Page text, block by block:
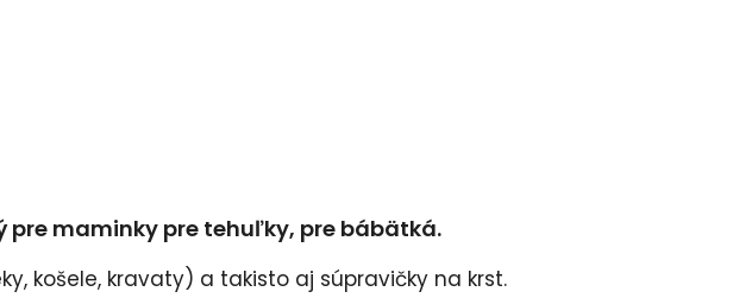
pre maminky pre tehuľky, pre bábätká.
košele, kravaty) a takisto aj súpravičky na krst.